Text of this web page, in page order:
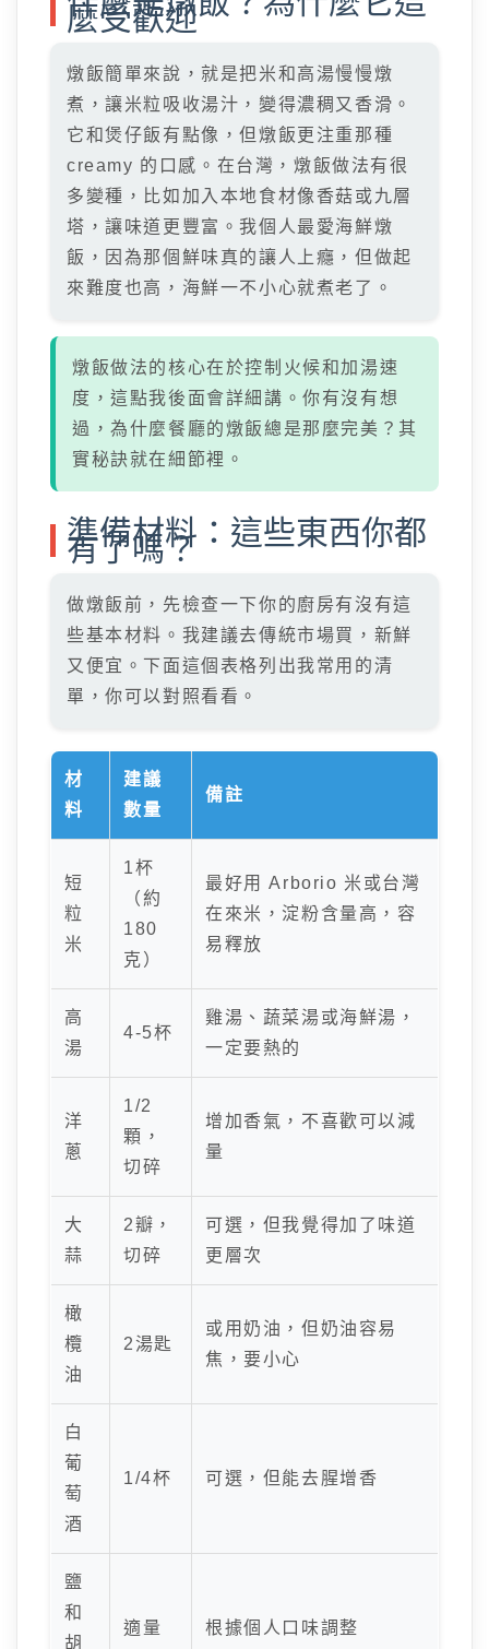
麼受歡迎
燉飯簡單來說，就是把米和高湯慢慢燉
煮，讓米粒吸收湯汁，變得濃稠又香滑。
它和煲仔飯有點像，但燉飯更注重那種
creamy 的口感。在台灣，燉飯做法有很
多變種，比如加入本地食材像香菇或九層
塔，讓味道更豐富。我個人最愛海鮮燉
飯，因為那個鮮味真的讓人上癮，但做起
來難度也高，海鮮一不小心就煮老了。
燉飯做法的核心在於控制火候和加湯速
度，這點我後面會詳細講。你有沒有想
過，為什麼餐廳的燉飯總是那麼完美？其
實秘訣就在細節裡。
準備材料：這些東西你都
有了嗎？
做燉飯前，先檢查一下你的廚房有沒有這
些基本材料。我建議去傳統市場買，新鮮
又便宜。下面這個表格列出我常用的清
單，你可以對照看看。
材
料
建議
數量
備註
短
粒
米
1杯
（約
180
克）
最好用 Arborio 米或台灣
在來米，淀粉含量高，容
易釋放
高
湯
4-5杯
雞湯、蔬菜湯或海鮮湯，
一定要熱的
洋
蔥
1/2
顆，
切碎
增加香氣，不喜歡可以減
量
大
蒜
2瓣，
切碎
可選，但我覺得加了味道
更層次
橄
欖
油
2湯匙
或用奶油，但奶油容易
焦，要小心
白
葡
萄
酒
1/4杯 可選，但能去腥增香
鹽
和
胡
適量 根據個人口味調整